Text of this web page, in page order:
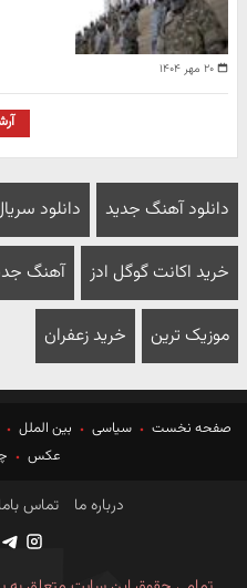
۲۰ مهر ۱۴۰۴
دانلود آهنگ جدید دانلود
خرید اکانت گوگل ادز آهنگ
موزیک ترین خرید زعفران
صفحه نخست سیاسی بین الملل
عکس
درباره ما تماس باما